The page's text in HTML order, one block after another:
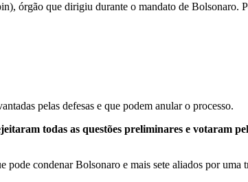
órgão que dirigiu durante o mandato de Bolsonaro.
pelas defesas e que podem anular o processo.
todas as questões preliminares e votaram
condenar Bolsonaro e mais sete aliados por uma